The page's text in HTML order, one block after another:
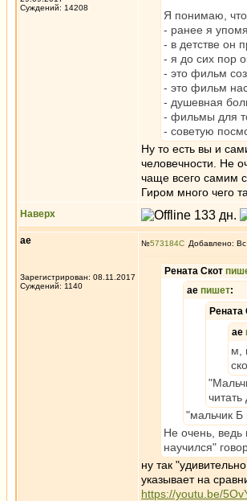
Суждений: 14208
Я понимаю, что
- ранее я
- в детстве он
- я до сих пор
- это фильм
- это фильм
- душевная
- фильмы для
- советую
Ну то есть вы и
человечности. Не
чаще всего самим
Гиром много чего
Наверх
ae
Зарегистрирован: 08.11.2017
Суждений: 1140
№573184 Добавлено:
Рената Скот
ae пишет:
Рената
ae
м,
"мальчик Б
Не очень, ведь
научился"
ну так
указывает на
https://youtu.be/